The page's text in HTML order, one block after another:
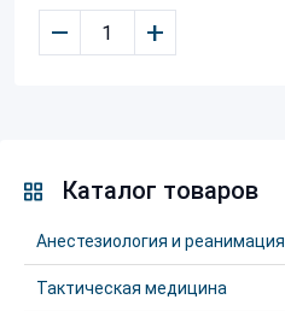
– +
Каталог товаров
Анестезиология и реанимация
Тактическая медицина